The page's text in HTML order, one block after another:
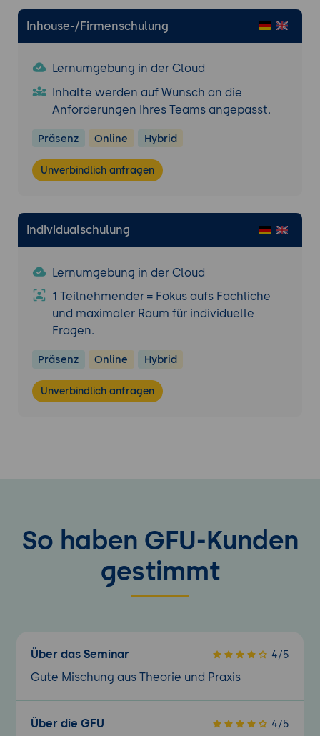
Möglichkeiten der gängigen Java IDEs
Die Themen werden mit übergreifenden
Übungen vertieft. Dabei kommen realistische
Beispiele von Java/JEE-Anwendungen zum
Einsatz: Standalone-Anwendungen, EE-
Anwendungen, Persistenz mit Datenbanken.
Darüber hinaus wird eine realistische Pipeline
für Continuous Delivery entwickelt.
Inhouse-/Firmenschulung
Lernumgebung in der Cloud
Inhalte werden auf Wunsch an die
Anforderungen Ihres Teams angepasst.
Präsenz Online Hybrid
Unverbindlich anfragen
Individualschulung
Lernumgebung in der Cloud
1 Teilnehmender = Fokus aufs Fachliche
und maximaler Raum für individuelle
Fragen.
Präsenz Online Hybrid
Unverbindlich anfragen
So haben GFU-Kunden
gestimmt
Über das Seminar 4/5
Gute Mischung aus Theorie und Praxis
Über die GFU 4/5